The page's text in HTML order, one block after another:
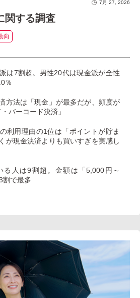
7月 27, 2026
関する調査
向
は7割超 。男性20代は現金派が全性
％
方法は「現金」 が最多だが、 頻度が
バーコード決済」
利用理由の1位は「ポイントが貯ま
が現金決済よりも買いすぎを実感し
る人は9割超 。金額は「5,000円～
割で最多